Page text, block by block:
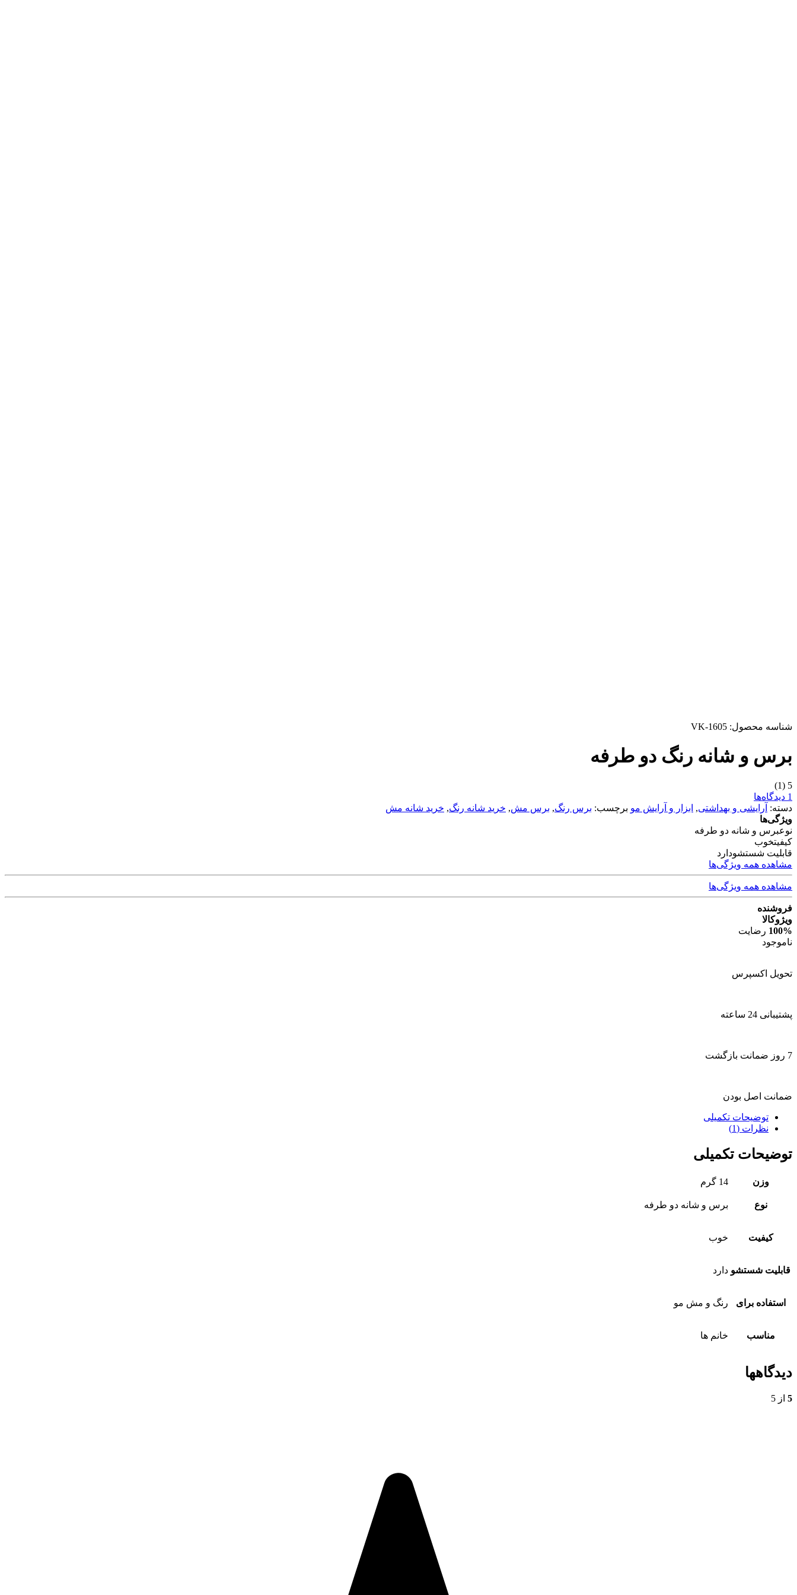
شناسه محصول: VK-1605
برس و شانه رنگ دو طرفه
5
(1)
1 دیدگاه‌ها
دسته: آرایشی و بهداشتی, ابزار و آرایش مو برچسب: برس رنگ, برس مش, خرید شانه رنگ, خرید شانه مش
ویژگی‌ها
نوعبرس و شانه دو طرفه
کیفیتخوب
قابلیت شستشودارد
مشاهده همه ویژگی‌ها
مشاهده همه ویژگی‌ها
فروشنده
ویژوکالا
100% رضایت
ناموجود
تحویل اکسپرس
پشتیبانی 24 ساعته
7 روز ضمانت بازگشت
ضمانت اصل بودن
توضیحات تکمیلی
نظرات (1)
توضیحات تکمیلی
وزن 14 گرم
نوع برس و شانه دو طرفه
کیفیت خوب
قابلیت شستشو دارد
استفاده برای رنگ و مش مو
مناسب خانم ها
دیدگاهها
5 از 5